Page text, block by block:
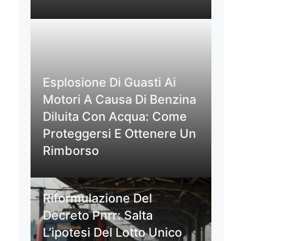
Esplosione Di Guasti Ai
Motori A Causa Di Benzina
Diluita Con Acqua: Come
Proteggersi E Ottenere Un
Rimborso
Riformulazione Del
Decreto Pnrr: Salta
L’ipotesi Del Lotto Unico